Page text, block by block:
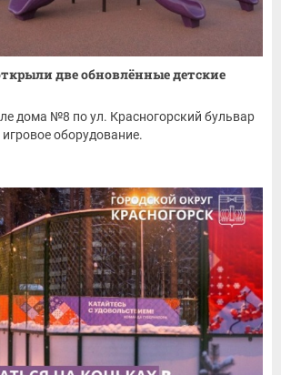
две обновлённые детские
дома №8 по ул. Красногорский бульвар
оборудование.